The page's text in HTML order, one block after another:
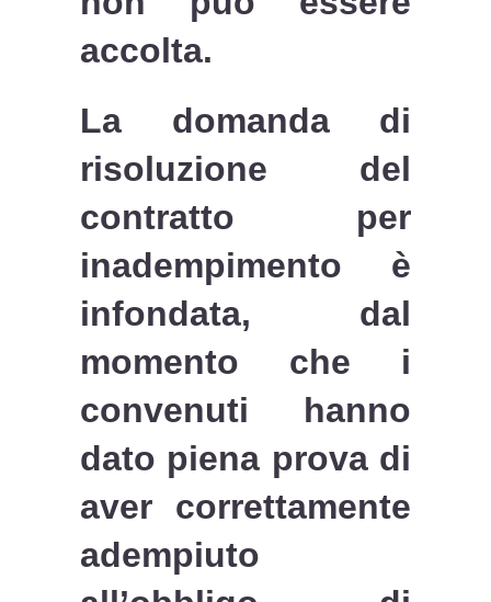
accolta.
La domanda di
risoluzione del
contratto per
inadempimento è
infondata, dal
momento che i
convenuti hanno
dato piena prova di
aver correttamente
adempiuto